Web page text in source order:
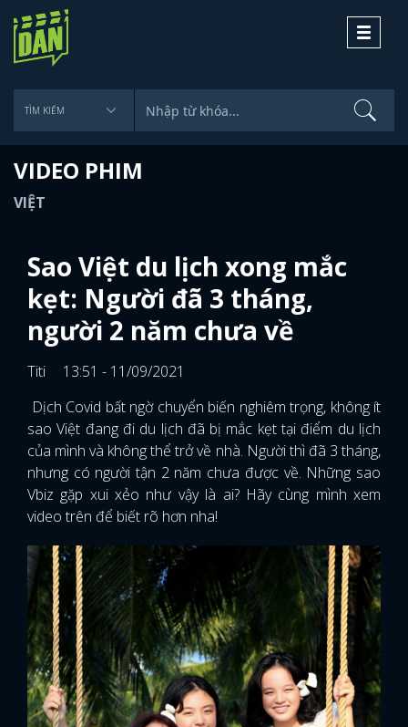
Toggle
VIDEO PHIM
VIỆT
Sao Việt du lịch xong mắc
kẹt: Người đã 3 tháng,
người 2 năm chưa về
Titi
13:51 - 11/09/2021
Dịch Covid bất ngờ chuyển biến nghiêm trọng, không ít
sao Việt đang đi du lịch đã bị mắc kẹt tại điểm du lịch
của mình và không thể trở về nhà. Người thì đã 3 tháng,
nhưng có người tận 2 năm chưa được về. Những sao
Vbiz gặp xui xẻo như vậy là ai? Hãy cùng mình xem
video trên để biết rõ hơn nha!